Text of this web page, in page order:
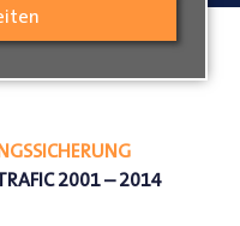
2001 – 2014